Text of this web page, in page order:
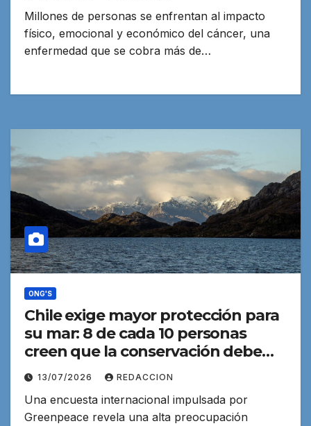
Millones de personas se enfrentan al impacto
físico, emocional y económico del cáncer, una
enfermedad que se cobra más de…
ONG'S
Chile exige mayor protección para
su mar: 8 de cada 10 personas
creen que la conservación debe
ser prioridad en las costas
13/07/2026 REDACCION
Una encuesta internacional impulsada por
Greenpeace revela una alta preocupación